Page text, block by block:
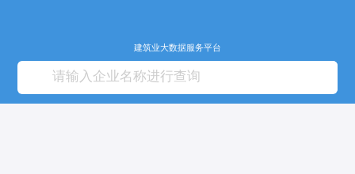
建筑业大数据服务平台